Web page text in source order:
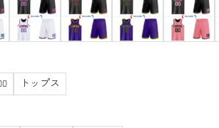
トップス